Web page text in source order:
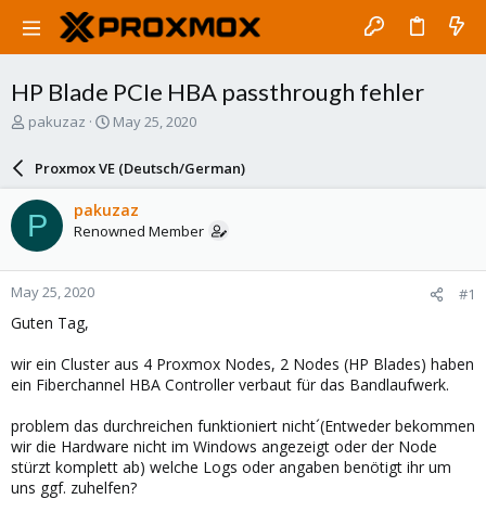
HP Blade PCIe HBA passthrough fehler
T
a
d
s
t
a
r
t
e
pakuzaz
S
a
r
d
a
e
May 25, 2020
Proxmox VE (Deutsch/German)
P pakuzaz
Renowned Member
May 25, 2020 #1
Guten Tag,
wir ein Cluster aus 4 Proxmox Nodes, 2 Nodes (HP Blades) haben
ein Fiberchannel HBA Controller verbaut für das Bandlaufwerk.
problem das durchreichen funktioniert nicht´(Entweder bekommen
wir die Hardware nicht im Windows angezeigt oder der Node
stürzt komplett ab) welche Logs oder angaben benötigt ihr um
uns ggf. zuhelfen?